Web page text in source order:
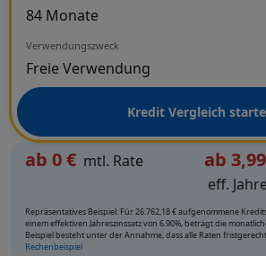
Verwendungszweck
Kredit Vergleich
ab 0€ mtl. Rate ab
eff.
Repräsentatives Beispiel: Für 26.762,18 € aufgenommene
einem effektiven Jahreszinssatz von 6.90%, beträgt die
Beispiel besteht unter der Annahme, dass alle Raten
Rechenbeispiel